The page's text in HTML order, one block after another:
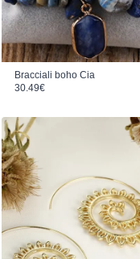
Bracciali boho Cia
30.49€